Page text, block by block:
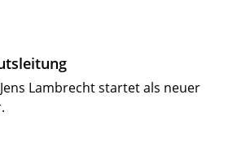
Lambrecht startet als neuer